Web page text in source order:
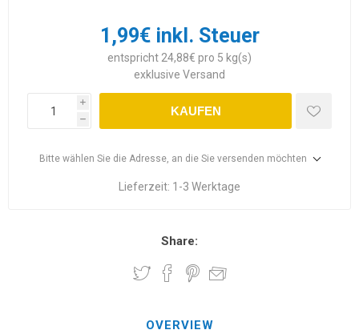
1,99€ inkl. Steuer
entspricht 24,88€ pro 5 kg(s)
exklusive Versand
i
h
KAUFEN
Bitte wählen Sie die Adresse, an die Sie versenden möchten
Lieferzeit: 1-3 Werktage
Share:
OVERVIEW